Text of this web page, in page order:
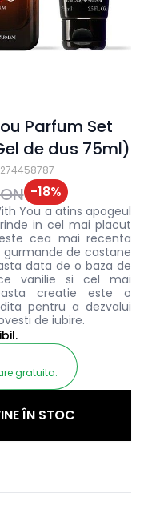
Parfum Set
de dus 75ml)
-18%
You a atins apogeul
in cel mai placut
cea mai recenta
de castane
data de o baza de
vanilie si cel mai
creatie este o
pentru a dezvalui
de iubire.
gratuita.
ÎN STOC